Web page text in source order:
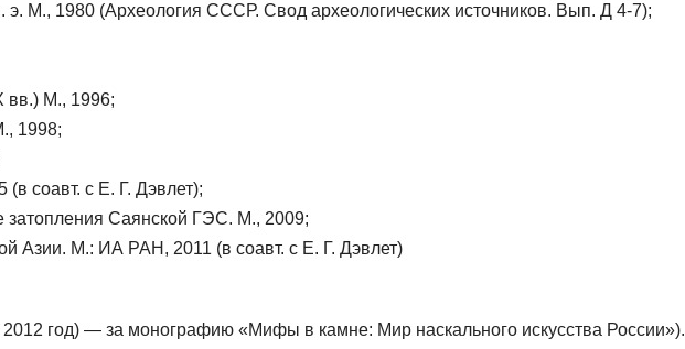
М., 1980 (Археология СССР. Свод археологических источников. Вып. Д 4-7);
вв.) М., 1996;
1998;
соавт. с Е. Г. Дэвлет);
затопления Саянской ГЭС. М., 2009;
Азии. М.: ИА РАН, 2011 (в соавт. с Е. Г. Дэвлет)
год) — за монографию «Мифы в камне: Мир наскального искусства России»).